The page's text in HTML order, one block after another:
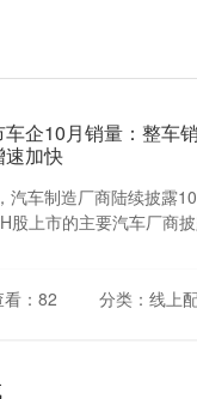
企10月销量：整车
速加快
汽车制造厂商陆续披露
股上市的主要汽车厂商
看：82 分类：线上